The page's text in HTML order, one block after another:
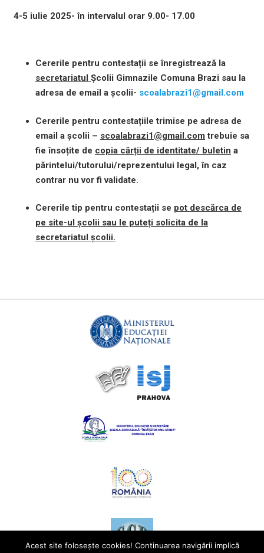
4-5 iulie 2025- în intervalul orar 9.00- 17.00
Cererile pentru contestații se înregistrează la
secretariatul Școlii Gimnazile Comuna Brazi sau la
adresa de email a școlii- scoalabrazi1@gmail.com
Cererile pentru contestațiile trimise pe adresa de
email a școlii – scoalabrazi1@gmail.com trebuie sa
fie însoțite de copia cărții de identitate/ buletin a
părintelui/tutorului/reprezentului legal, în caz
contrar nu vor fi validate.
Cererile tip pentru contestații se pot descărca de
pe site-ul școlii sau le puteți solicita de la
secretariatul școlii.
Acest site foloseşte cookies! Continuarea navigării implică